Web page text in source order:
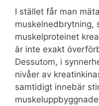
I stället får man
muskelnedbrytning,
muskelproteinet
är inte exakt
Dessutom, i
nivåer av
samtidigt innebär